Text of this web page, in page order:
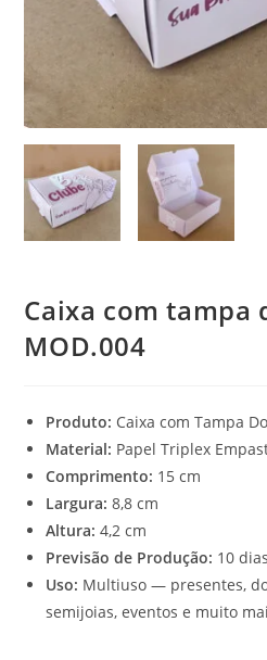
Caixa com tampa
MOD.004
Produto: Caixa com Tampa
Material: Papel Triplex
Comprimento: 15 cm
Largura: 8,8 cm
Altura: 4,2 cm
Previsão de Produção: 10
Uso: Multiuso — presentes,
semijoias, eventos e muito